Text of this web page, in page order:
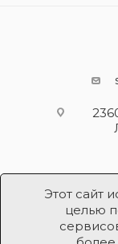
Этот сайт
целью